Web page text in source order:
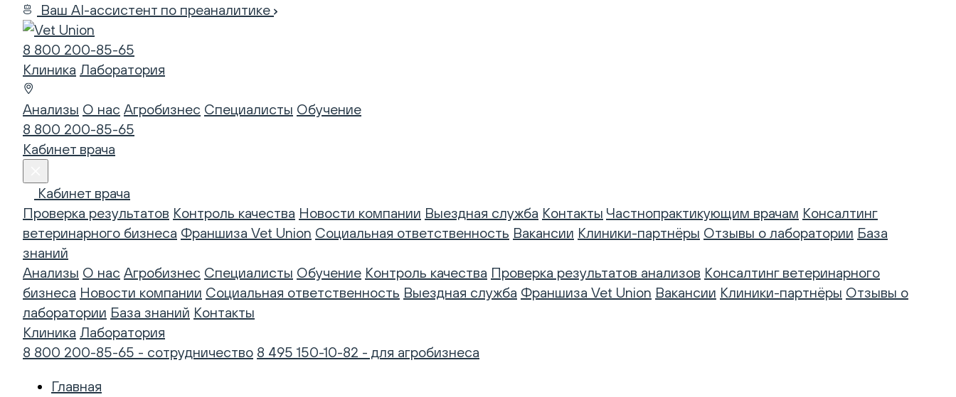
Ваш AI-ассистент по преаналитике
8 800 200-85-65
Клиника Лаборатория
Анализы О нас Агробизнес Специалисты Обучение
8 800 200-85-65
Кабинет врача
Кабинет врача
Проверка результатов Контроль качества Новости компании Выездная служба Контакты Частнопрактикующим врачам Консалтинг
ветеринарного бизнеса Франшиза Vet Union Социальная ответственность Вакансии Клиники-партнёры Отзывы о лаборатории База
знаний
Анализы О нас Агробизнес Специалисты Обучение Контроль качества Проверка результатов анализов Консалтинг ветеринарного
бизнеса Новости компании Социальная ответственность Выездная служба Франшиза Vet Union Вакансии Клиники-партнёры Отзывы о
лаборатории База знаний Контакты
Клиника Лаборатория
8 800 200-85-65 - сотрудничество 8 495 150-10-82 - для агробизнеса
Главная